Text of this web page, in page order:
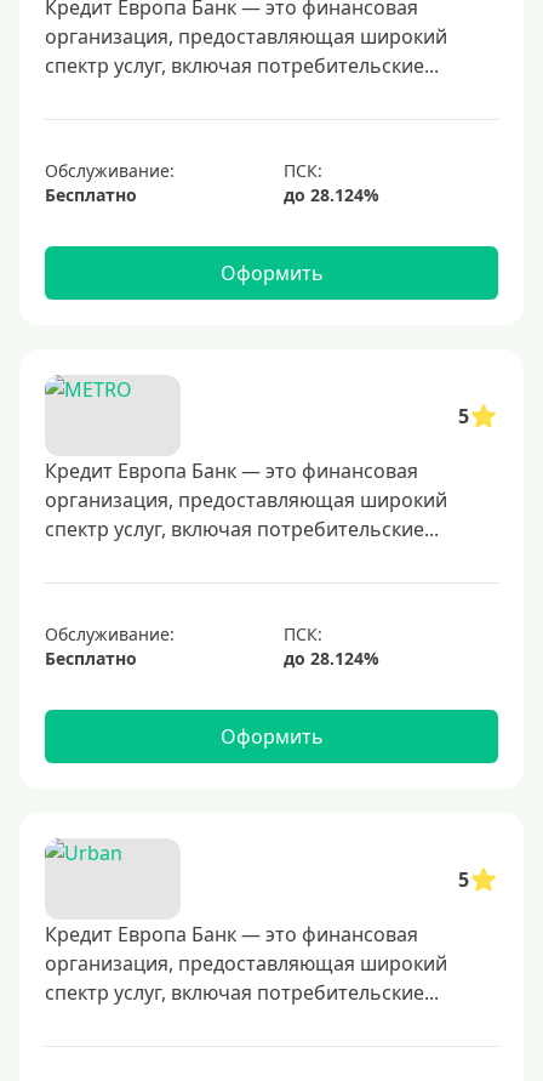
50000 руб
60000 руб
70000 руб
100000 руб
350000 руб
500000 руб
600000 руб
700000 руб
1000000 руб
С небольшим лимитом
С большим лимитом
Тип карты
Visa
UnionPay
Мир
Platinum
Кредит Европа Банк — это финансовая
организация, предоставляющая широкий
спектр услуг, включая потребительские...
Обслуживание:
Бесплатно
Оформить
5
Кредит Европа Банк — это финансовая
организация, предоставляющая широкий
спектр услуг, включая потребительские...
Обслуживание:
Бесплатно
Оформить
5
Кредит Европа Банк — это финансовая
организация, предоставляющая широкий
спектр услуг, включая потребительские...